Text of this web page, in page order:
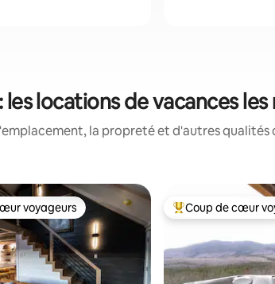
les locations de vacances
la propreté et d'autres
voyageurs parmi les plus aimés
voyageurs Coup de cœur
Coup de cœur